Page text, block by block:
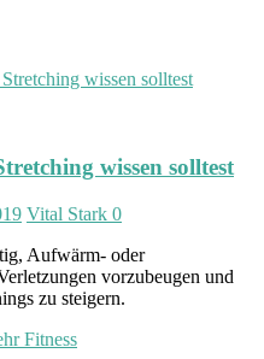
wissen solltest
Vital Stark 0
Aufwärm- oder
vorzubeugen und
zu steigern.